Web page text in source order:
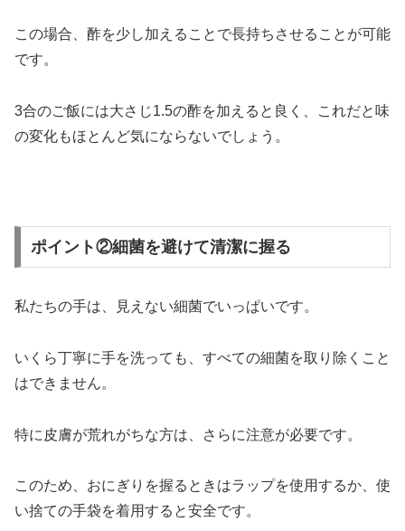
この場合、酢を少し加えることで長持ちさせることが可能
です。
3合のご飯には大さじ1.5の酢を加えると良く、これだと味
の変化もほとんど気にならないでしょう。
ポイント②細菌を避けて清潔に握る
私たちの手は、見えない細菌でいっぱいです。
いくら丁寧に手を洗っても、すべての細菌を取り除くこと
はできません。
特に皮膚が荒れがちな方は、さらに注意が必要です。
このため、おにぎりを握るときはラップを使用するか、使
い捨ての手袋を着用すると安全です。